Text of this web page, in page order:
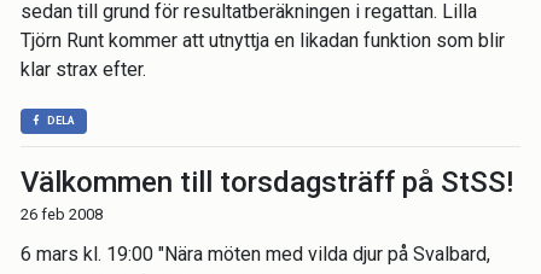
sedan till grund för resultatberäkningen i regattan. Lilla
Tjörn Runt kommer att utnyttja en likadan funktion som blir
klar strax efter.
DELA
Välkommen till torsdagsträff på StSS!
26 feb 2008
6 mars kl. 19:00 "Nära möten med vilda djur på Svalbard,